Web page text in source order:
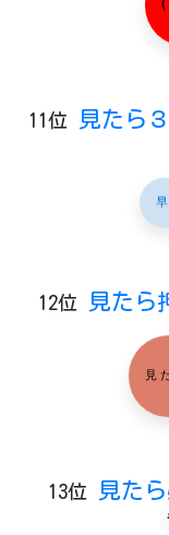
(
11位 見たら
12位 見たら
見
13位 見た